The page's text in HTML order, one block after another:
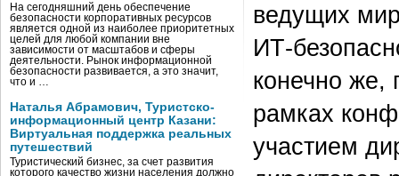
На сегодняшний день обеспечение
безопасности корпоративных ресурсов
является одной из наиболее приоритетных
целей для любой компании вне
зависимости от масштабов и сферы
деятельности. Рынок информационной
безопасности развивается, а это значит,
что и …
Наталья Абрамович, Туристско-
информационный центр Казани:
Виртуальная поддержка реальных
путешествий
Туристический бизнес, за счет развития
которого качество жизни населения должно
ведущих
ИТ-
конечно же,
рамках
участием